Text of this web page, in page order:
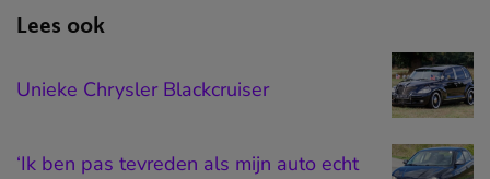
Unieke Chrysler Blackcruiser
‘Ik ben pas tevreden als mijn auto echt
Lees ook
Unieke Chrysler Blackcruiser
‘Ik ben pas tevreden als mijn auto echt